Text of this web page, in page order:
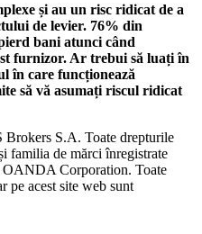
și au un risc ridicat de a
de levier. 76% din
bani atunci când
furnizor. Ar trebui să luați în
în care funcționează
să vă asumați riscul ridicat
S.A. Toate drepturile
familia de mărci înregistrate
Corporation. Toate
pe acest site web sunt